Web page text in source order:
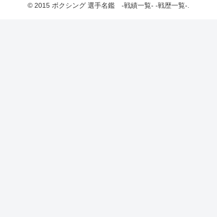
© 2015 ボクシング 選手名鑑 -戦績一覧- -戦歴一覧-.